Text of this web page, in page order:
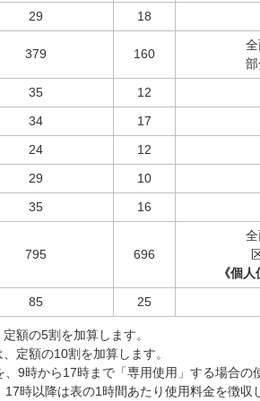
29 18
379 160
35
12
34
17
24
12
29
10
35
16
795 696
《個
85
25
額の5割を加算します。
定額の10割を加算します。
9時から17時まで「専用使用」する場合の
時以降は表の1時間あたり使用料金を徴収